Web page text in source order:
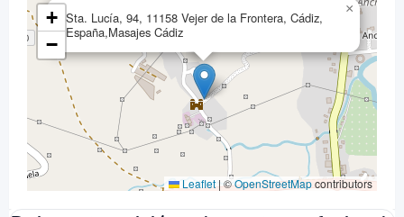
Sta. Lucía, 94, 11158 Vejer de la Frontera, Cádiz,
España,Masajes Cádiz
×
+
−
Leaflet|©OpenStreetMapcontributors